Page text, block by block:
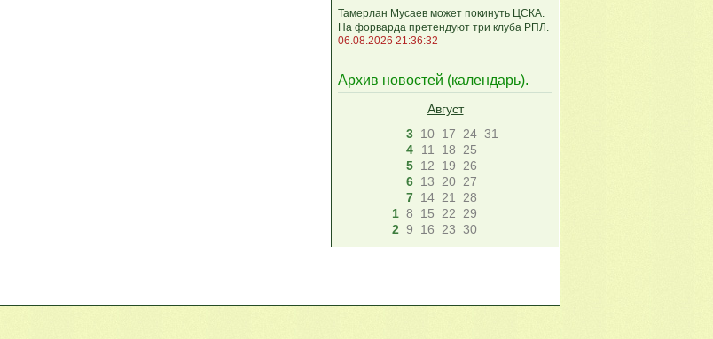
Тамерлан Мусаев может покинуть ЦСКА.
На форварда претендуют три клуба РПЛ.
06.08.2026 21:36:32
Архив новостей (календарь).
Август
3 10 17 24 31
4
11 18
25
5 12 19
26
6 13 20 27
7 14 21
28
1 8 15 22
29
2 9 16 23 30